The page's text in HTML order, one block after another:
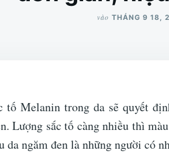
vào THÁNG 9 18,
tố Melanin trong da sẽ quyết
Lượng sắc tố càng nhiều thì
da ngăm đen là những người có